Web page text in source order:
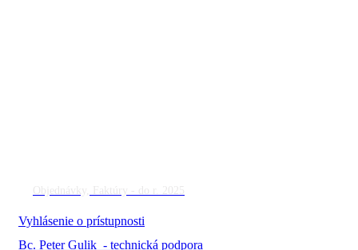
Vyhlásenie o prístupnosti
Bc. Peter Gulik - technická podpora